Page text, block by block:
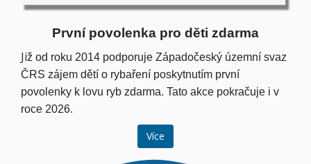
První povolenka pro děti zdarma
Již od roku 2014 podporuje Západočeský územní svaz
ČRS zájem dětí o rybaření poskytnutím první
povolenky k lovu ryb zdarma. Tato akce pokračuje i v
roce 2026.
Více